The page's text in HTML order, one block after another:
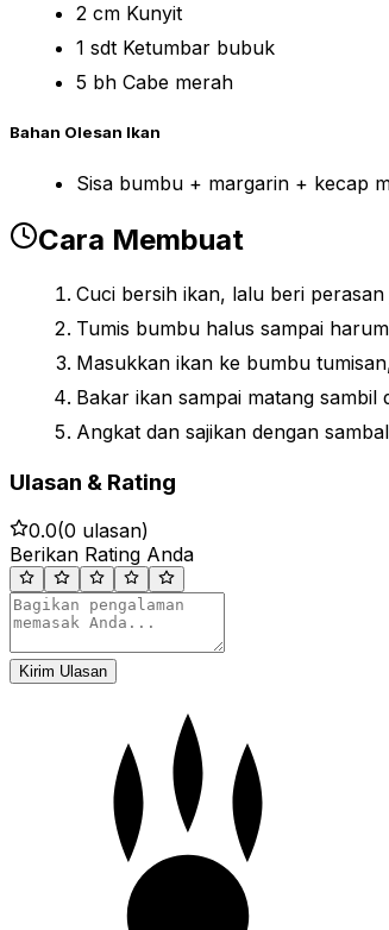
2 cm Kunyit
1 sdt Ketumbar bubuk
5 bh Cabe merah
Bahan Olesan Ikan
Sisa bumbu + margarin + kecap
Cara Membuat
Cuci bersih ikan, lalu beri
Tumis bumbu halus sampai
Masukkan ikan ke bumbu
Bakar ikan sampai matang
Angkat dan sajikan dengan
Ulasan & Rating
0.0(0 ulasan)
Berikan Rating Anda
Kirim Ulasan